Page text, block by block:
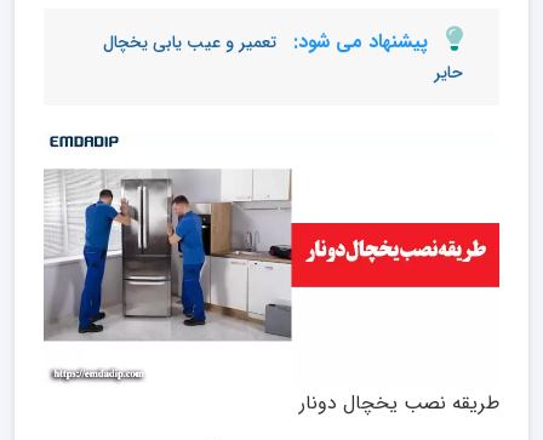
پیشنهاد می شود:
تعمیر و عیب یابی یخچال
حایر
طریقه نصب یخچال دونار